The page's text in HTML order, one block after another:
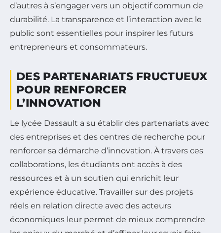
d’autres à s’engager vers un objectif commun de
durabilité. La transparence et l’interaction avec le
public sont essentielles pour inspirer les futurs
entrepreneurs et consommateurs.
DES PARTENARIATS FRUCTUEUX
POUR RENFORCER
L’INNOVATION
Le lycée Dassault a su établir des partenariats avec
des entreprises et des centres de recherche pour
renforcer sa démarche d’innovation. À travers ces
collaborations, les étudiants ont accès à des
ressources et à un soutien qui enrichit leur
expérience éducative. Travailler sur des projets
réels en relation directe avec des acteurs
économiques leur permet de mieux comprendre